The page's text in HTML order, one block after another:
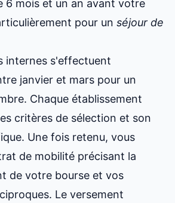
6 mois et un an avant votre
pour un séjour de
internes s'effectuent
janvier et mars pour un
Chaque établissement
critères de sélection et son
Une fois retenu, vous
de mobilité précisant la
de votre bourse et vos
Le versement